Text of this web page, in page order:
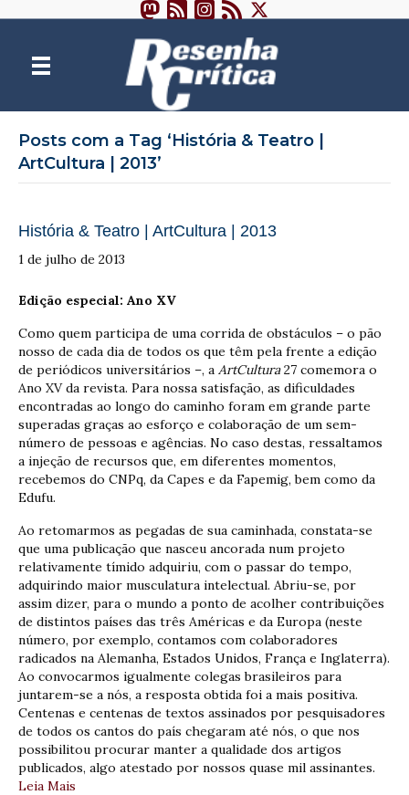
Posts com a Tag ‘História & Teatro |
ArtCultura | 2013’
História & Teatro | ArtCultura | 2013
1 de julho de 2013
Edição especial: Ano XV
Como quem participa de uma corrida de obstáculos – o pão
nosso de cada dia de todos os que têm pela frente a edição
de periódicos universitários –, a ArtCultura27 comemora o
Ano XV da revista. Para nossa satisfação, as dificuldades
encontradas ao longo do caminho foram em grande parte
superadas graças ao esforço e colaboração de um sem-
número de pessoas e agências. No caso destas, ressaltamos
a injeção de recursos que, em diferentes momentos,
recebemos do CNPq, da Capes e da Fapemig, bem como da
Edufu.
Ao retomarmos as pegadas de sua caminhada, constata-se
que uma publicação que nasceu ancorada num projeto
relativamente tímido adquiriu, com o passar do tempo,
adquirindo maior musculatura intelectual. Abriu-se, por
assim dizer, para o mundo a ponto de acolher contribuições
de distintos países das três Américas e da Europa (neste
número, por exemplo, contamos com colaboradores
radicados na Alemanha, Estados Unidos, França e Inglaterra).
Ao convocarmos igualmente colegas brasileiros para
juntarem-se a nós, a resposta obtida foi a mais positiva.
Centenas e centenas de textos assinados por pesquisadores
de todos os cantos do país chegaram até nós, o que nos
possibilitou procurar manter a qualidade dos artigos
publicados, algo atestado por nossos quase mil assinantes.
Leia Mais